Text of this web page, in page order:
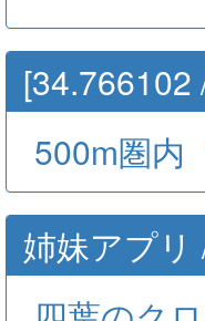
500m圏内
姉妹アプリ